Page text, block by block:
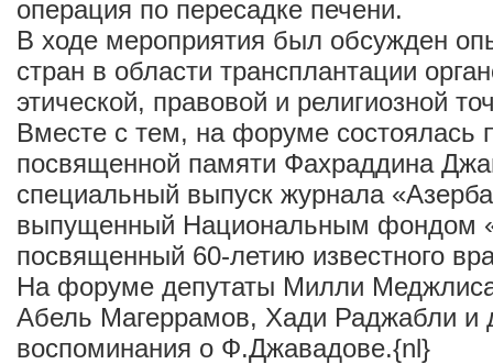
операция по пересадке печени.
В ходе мероприятия был обсужден
стран в области трансплантации
этической, правовой и религиозной
Вместе с тем, на форуме состоялась
посвященной памяти Фахраддина
специальный выпуск журнала
выпущенный Национальным фондом
посвященный 60-летию известного
На форуме депутаты Милли
Абель Магеррамов, Хади Раджабли и
воспоминания о Ф.Джавадове.{nl}